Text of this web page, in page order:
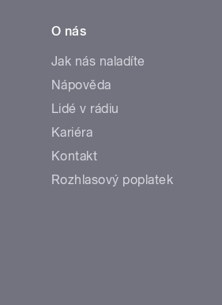
O nás
Jak nás naladíte
Nápověda
Lidé v rádiu
Kariéra
Kontakt
Rozhlasový poplatek